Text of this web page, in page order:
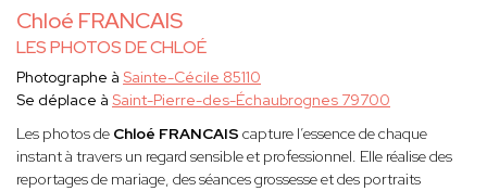
Chloé FRANCAIS
LES PHOTOS DE CHLOÉ
Photographe à Sainte-Cécile 85110
Se déplace à Saint-Pierre-des-Échaubrognes 79700
Les photos de Chloé FRANCAIS capture l’essence de chaque
instant à travers un regard sensible et professionnel. Elle réalise des
reportages de mariage, des séances grossesse et des portraits